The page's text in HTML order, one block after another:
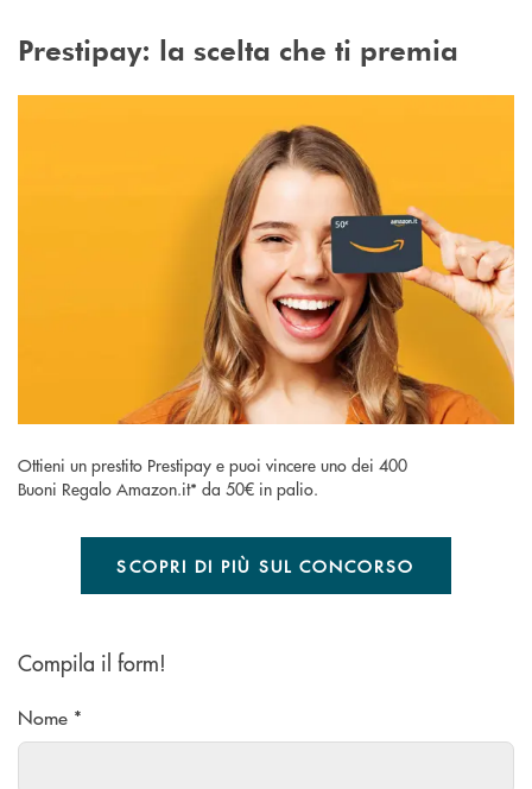
Prestipay: la scelta che ti premia
Ottieni un prestito Prestipay e puoi vincere uno dei 400
Buoni Regalo Amazon.it* da 50€ in palio.
SCOPRI DI PIÙ SUL CONCORSO
Compila il form!
Nome *